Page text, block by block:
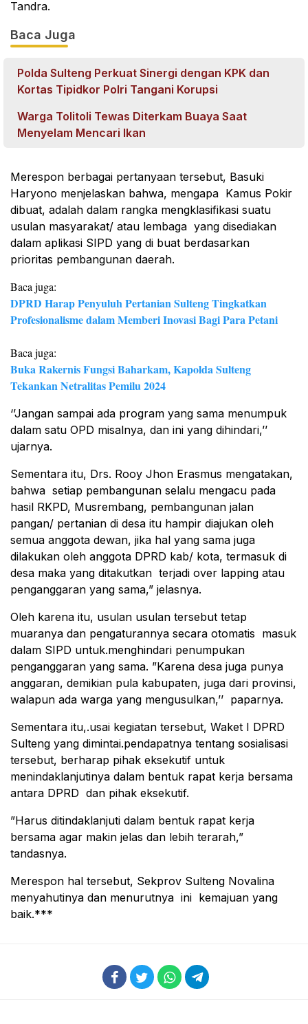
Tandra.
Baca Juga
Polda Sulteng Perkuat Sinergi dengan KPK dan
Kortas Tipidkor Polri Tangani Korupsi
Warga Tolitoli Tewas Diterkam Buaya Saat
Menyelam Mencari Ikan
Merespon berbagai pertanyaan tersebut, Basuki
Haryono menjelaskan bahwa, mengapa Kamus Pokir
dibuat, adalah dalam rangka mengklasifikasi suatu
usulan masyarakat/ atau lembaga yang disediakan
dalam aplikasi SIPD yang di buat berdasarkan
prioritas pembangunan daerah.
Baca juga:
DPRD Harap Penyuluh Pertanian Sulteng Tingkatkan
Profesionalisme dalam Memberi Inovasi Bagi Para Petani
Baca juga:
Buka Rakernis Fungsi Baharkam, Kapolda Sulteng
Tekankan Netralitas Pemilu 2024
‘’Jangan sampai ada program yang sama menumpuk
dalam satu OPD misalnya, dan ini yang dihindari,’’
ujarnya.
Sementara itu, Drs. Rooy Jhon Erasmus mengatakan,
bahwa setiap pembangunan selalu mengacu pada
hasil RKPD, Musrembang, pembangunan jalan
pangan/ pertanian di desa itu hampir diajukan oleh
semua anggota dewan, jika hal yang sama juga
dilakukan oleh anggota DPRD kab/ kota, termasuk di
desa maka yang ditakutkan terjadi over lapping atau
penganggaran yang sama,” jelasnya.
Oleh karena itu, usulan usulan tersebut tetap
muaranya dan pengaturannya secara otomatis masuk
dalam SIPD untuk.menghindari penumpukan
penganggaran yang sama. ”Karena desa juga punya
anggaran, demikian pula kabupaten, juga dari provinsi,
walapun ada warga yang mengusulkan,’’ paparnya.
Sementara itu,.usai kegiatan tersebut, Waket I DPRD
Sulteng yang dimintai.pendapatnya tentang sosialisasi
tersebut, berharap pihak eksekutif untuk
menindaklanjutinya dalam bentuk rapat kerja bersama
antara DPRD dan pihak eksekutif.
”Harus ditindaklanjuti dalam bentuk rapat kerja
bersama agar makin jelas dan lebih terarah,”
tandasnya.
Merespon hal tersebut, Sekprov Sulteng Novalina
menyahutinya dan menurutnya ini kemajuan yang
baik.***